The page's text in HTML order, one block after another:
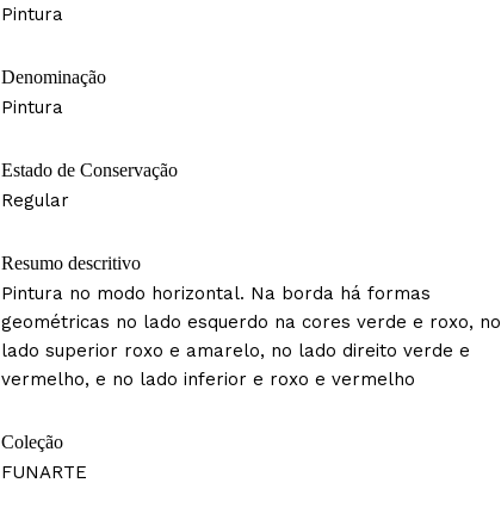
Pintura
Denominação
Pintura
Estado de Conservação
Regular
Resumo descritivo
Pintura no modo horizontal. Na borda há formas
geométricas no lado esquerdo na cores verde e roxo, no
lado superior roxo e amarelo, no lado direito verde e
vermelho, e no lado inferior e roxo e vermelho
Coleção
FUNARTE